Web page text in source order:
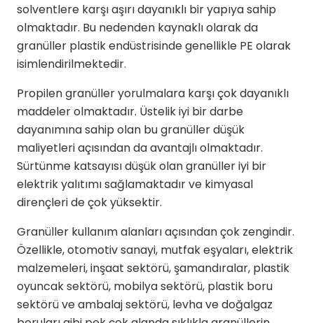
solventlere karşı aşırı dayanıklı bir yapıya sahip
olmaktadır. Bu nedenden kaynaklı olarak da
granüller plastik endüstrisinde genellikle PE olarak
isimlendirilmektedir.
Propilen granüller yorulmalara karşı çok dayanıklı
maddeler olmaktadır. Üstelik iyi bir darbe
dayanımına sahip olan bu granüller düşük
maliyetleri açısından da avantajlı olmaktadır.
Sürtünme katsayısı düşük olan granüller iyi bir
elektrik yalıtımı sağlamaktadır ve kimyasal
dirençleri de çok yüksektir.
Granüller kullanım alanları açısından çok zengindir.
Özellikle, otomotiv sanayi, mutfak eşyaları, elektrik
malzemeleri, inşaat sektörü, şamandıralar, plastik
oyuncak sektörü, mobilya sektörü, plastik boru
sektörü ve ambalaj sektörü, levha ve doğalgaz